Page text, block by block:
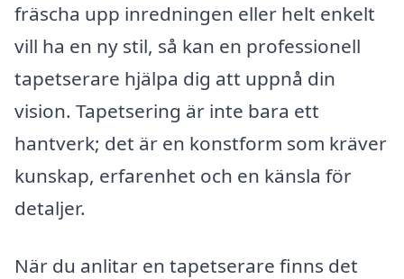
fräscha upp inredningen eller helt enkelt
vill ha en ny stil, så kan en professionell
tapetserare hjälpa dig att uppnå din
vision. Tapetsering är inte bara ett
hantverk; det är en konstform som kräver
kunskap, erfarenhet och en känsla för
detaljer.
När du anlitar en tapetserare finns det